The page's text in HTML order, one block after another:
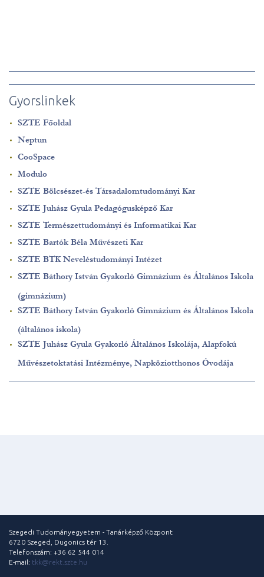
Gyorslinkek
SZTE Főoldal
Neptun
CooSpace
Modulo
SZTE Bölcsészet-és Társadalomtudományi Kar
SZTE Juhász Gyula Pedagógusképző Kar
SZTE Természettudományi és Informatikai Kar
SZTE Bartók Béla Művészeti Kar
SZTE BTK Neveléstudományi Intézet
SZTE Báthory István Gyakorló Gimnázium és Általános Iskola
(gimnázium)
SZTE Báthory István Gyakorló Gimnázium és Általános Iskola
(általános iskola)
SZTE Juhász Gyula Gyakorló Általános Iskolája, Alapfokú
Művészetoktatási Intézménye, Napköziotthonos Óvodája
Szegedi Tudományegyetem - Tanárképző Központ
6720 Szeged, Dugonics tér 13.
Telefonszám: +36 62 544 014
E-mail: tkk@rekt.szte.hu